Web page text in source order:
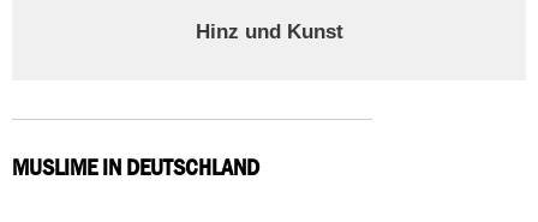
Hinz und Kunst
MUSLIME IN DEUTSCHLAND